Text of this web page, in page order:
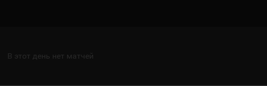
В этот день нет матчей